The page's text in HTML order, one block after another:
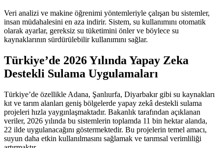
Veri analizi ve makine öğrenimi yöntemleriyle çalışan bu sistemler,
insan müdahalesini en aza indirir. Sistem, su kullanımını otomatik
olarak ayarlar, gereksiz su tüketimini önler ve böylece su
kaynaklarının sürdürülebilir kullanımını sağlar.
Türkiye’de 2026 Yılında Yapay Zeka
Destekli Sulama Uygulamaları
Türkiye’de özellikle Adana, Şanlıurfa, Diyarbakır gibi su kaynakları
kıt ve tarım alanları geniş bölgelerde yapay zekâ destekli sulama
projeleri hızla yaygınlaşmaktadır. Bakanlık tarafından açıklanan
veriler, 2026 yılında bu sistemlerin toplamda 11 bin hektar alanda,
22 ilde uygulanacağını göstermektedir. Bu projelerin temel amacı,
suyun daha etkin kullanılmasını sağlamak ve tarımsal verimliliği